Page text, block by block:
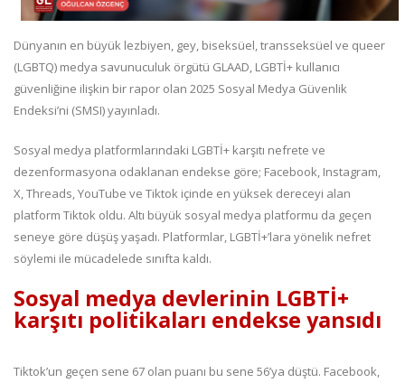
Dünyanın en büyük lezbiyen, gey, biseksüel, transseksüel ve queer
(LGBTQ) medya savunuculuk örgütü GLAAD, LGBTİ+ kullanıcı
güvenliğine ilişkin bir rapor olan 2025 Sosyal Medya Güvenlik
Endeksi’ni (SMSI) yayınladı.
Sosyal medya platformlarındaki LGBTİ+ karşıtı nefrete ve
dezenformasyona odaklanan endekse göre; Facebook, Instagram,
X, Threads, YouTube ve Tiktok içinde en yüksek dereceyi alan
platform Tiktok oldu. Altı büyük sosyal medya platformu da geçen
seneye göre düşüş yaşadı. Platformlar, LGBTİ+’lara yönelik nefret
söylemi ile mücadelede sınıfta kaldı.
Sosyal medya devlerinin LGBTİ+
karşıtı politikaları endekse yansıdı
Tiktok’un geçen sene 67 olan puanı bu sene 56’ya düştü. Facebook,